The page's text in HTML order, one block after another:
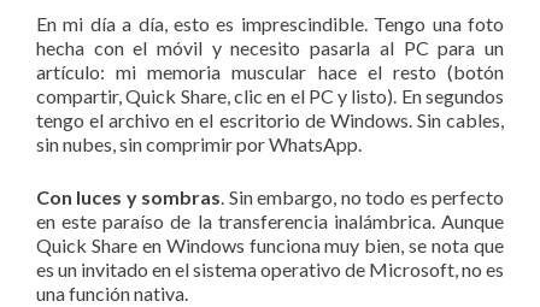
En mi día a día, esto es imprescindible. Tengo una foto
hecha con el móvil y necesito pasarla al PC para un
artículo: mi memoria muscular hace el resto (botón
compartir, Quick Share, clic en el PC y listo). En segundos
tengo el archivo en el escritorio de Windows. Sin cables,
sin nubes, sin comprimir por WhatsApp.
Con luces y sombras. Sin embargo, no todo es perfecto
en este paraíso de la transferencia inalámbrica. Aunque
Quick Share en Windows funciona muy bien, se nota que
es un invitado en el sistema operativo de Microsoft, no es
una función nativa.